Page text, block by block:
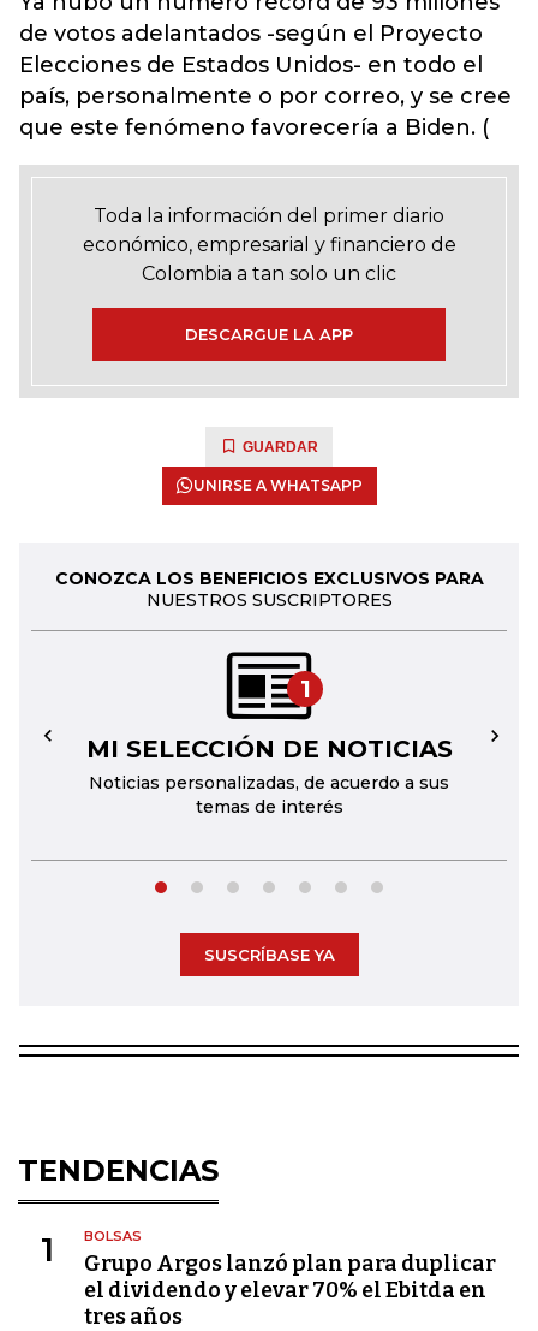
de votos adelantados -según el Proyecto
Elecciones de Estados Unidos- en todo el
país, personalmente o por correo, y se cree
que este fenómeno favorecería a Biden. (
Toda la información del primer diario
económico, empresarial y financiero de
Colombia a tan solo un clic
DESCARGUE LA APP
GUARDAR
UNIRSE A WHATSAPP
CONOZCA LOS BENEFICIOS EXCLUSIVOS PARA
NUESTROS SUSCRIPTORES
1
MI SELECCIÓN DE NOTICIAS
Noticias personalizadas, de acuerdo a sus
temas de interés
← →
SUSCRÍBASE YA
TENDENCIAS
1 BOLSAS
Grupo Argos lanzó plan para duplicar
el dividendo y elevar 70% el Ebitda en
tres años